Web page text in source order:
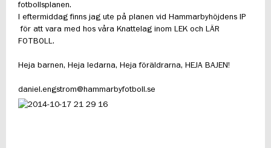
fotbollsplanen.
I eftermiddag finns jag ute på planen vid Hammarbyhöjdens IP
för att vara med hos våra Knattelag inom LEK och LÄR
FOTBOLL.
Heja barnen, Heja ledarna, Heja föräldrarna, HEJA BAJEN!
daniel.engstrom@hammarbyfotboll.se